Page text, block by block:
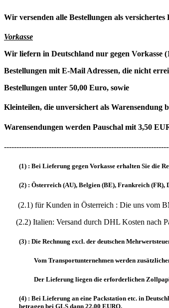
Wir versenden alle Bestellungen als versichertes
Vorkasse
Wir liefern in Deutschland nur gegen Vorkasse
Bestellungen mit E-Mail Adressen, die nicht
Bestellungen unter 50,00 Euro, sowie
Kleinteilen, die unversichert als Warensendung
Warensendungen werden Pauschal mit 3,50
(1) : Bei Lieferung gegen Vorkasse erhalten Sie die
(2) : Österreich (AU), Belgien (BE), Frankreich
(2.1) für Kunden in Österreich : Die uns
(2.2) Italien: Versand durch DHL Kosten nach
(3) : Die Rechnung excl. der deutschen
Vom Transportunternehmen werden
Der Lieferung liegen die erforderlichen
(4) : Bei Lieferung an eine Packstation etc. in
betragen bei GLS dann 22,00 EURO.